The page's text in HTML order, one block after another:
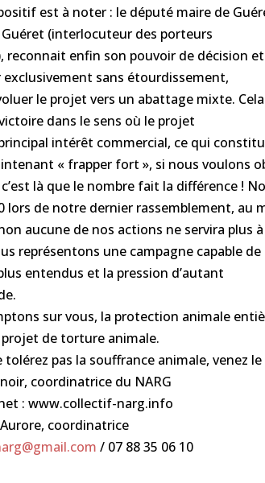
est à noter : le député maire de
(interlocuteur des porteurs
reconnait enfin son pouvoir de décision
exclusivement sans étourdissement,
le projet vers un abattage mixte.
dans le sens où le projet
intérêt commercial, ce qui
« frapper fort », si nous voulons
là que le nombre fait la différence !
lors de notre dernier rassemblement, au
aucune de nos actions ne servira plus à
représentons une campagne capable
entendus et la pression d’autant
sur vous, la protection animale
de torture animale.
tolérez pas la souffrance animale, venez
coordinatrice du NARG
: www.collectif-narg.info
coordinatrice
/ 07 88 35 06 10